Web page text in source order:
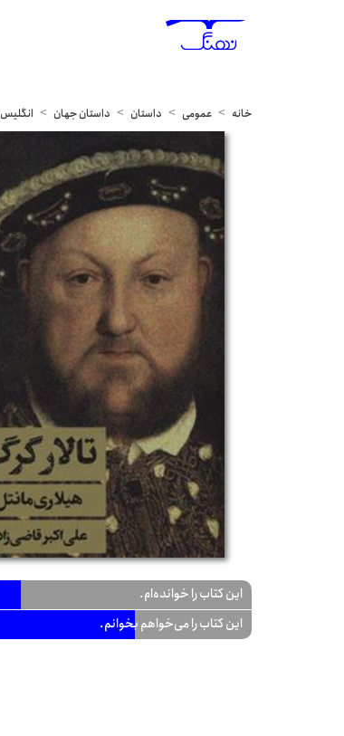
خانه عمومی داستان داستان جهان انگلیس
این کتاب را خوانده‌ام.
این کتاب را می‌خواهم بخوانم.